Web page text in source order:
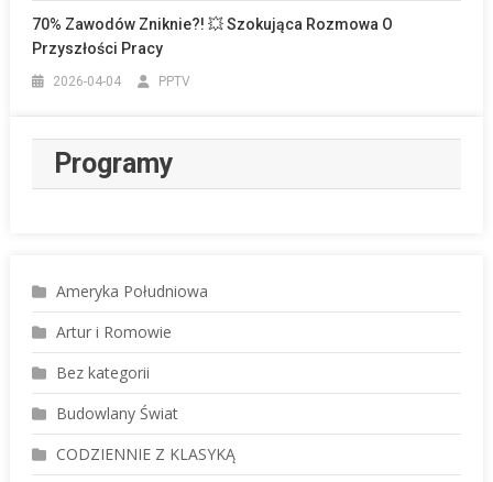
70% Zawodów Zniknie?! 💥 Szokująca Rozmowa O
Przyszłości Pracy
2026-04-04 PPTV
Programy
Ameryka Południowa
Artur i Romowie
Bez kategorii
Budowlany Świat
CODZIENNIE Z KLASYKĄ